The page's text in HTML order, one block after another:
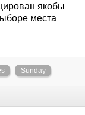
якобы
места
Sunday